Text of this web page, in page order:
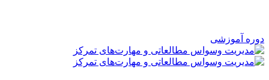
دوره آموزشی